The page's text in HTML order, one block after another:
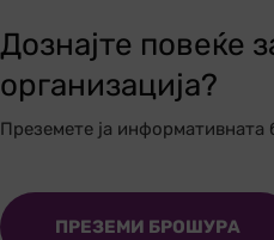
Дознајте повеќе
организација?
Преземете ја
ПРЕЗЕМИ БРОШУРА